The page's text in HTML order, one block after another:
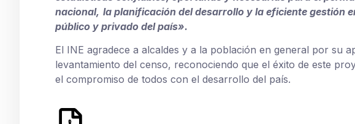
nacional, la planificación del desarrollo y la eficiente gestión
público y privado del país».
El INE agradece a alcaldes y a la población en general por su
levantamiento del censo, reconociendo que el éxito de este
el compromiso de todos con el desarrollo del país.